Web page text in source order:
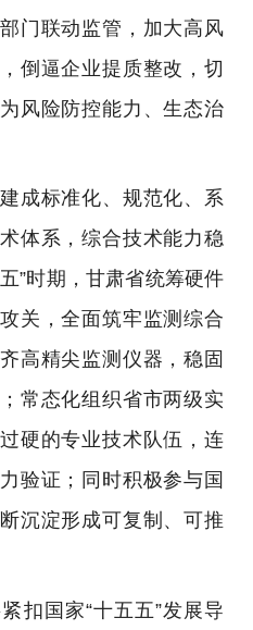
门联动监管，加大高风
倒逼企业提质整改，切
风险防控能力、生态治
标准化、规范化、系
体系，综合技术能力稳
”时期，甘肃省统筹硬件
关，全面筑牢监测综合
高精尖监测仪器，稳固
常态化组织省市两级实
硬的专业技术队伍，连
验证；同时积极参与国
沉淀形成可复制、可推
国家“十五五”发展导